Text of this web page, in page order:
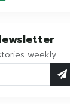
weekly.